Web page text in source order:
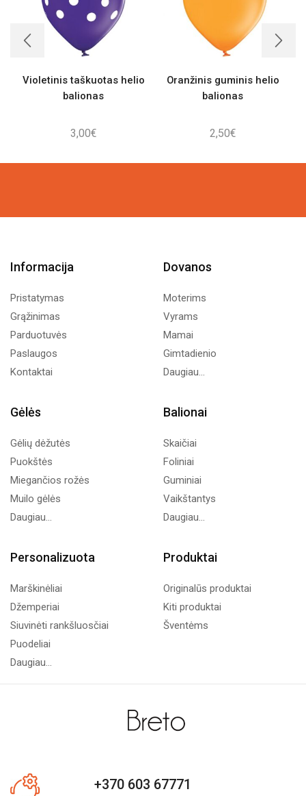
Violetinis taškuotas helio
balionas
3,00€
Oranžinis guminis helio
balionas
2,50€
Informacija
Pristatymas
Grąžinimas
Parduotuvės
Paslaugos
Kontaktai
Dovanos
Moterims
Vyrams
Mamai
Gimtadienio
Daugiau...
Gėlės
Gėlių dėžutės
Puokštės
Miegančios rožės
Muilo gėlės
Daugiau...
Balionai
Skaičiai
Foliniai
Guminiai
Vaikštantys
Daugiau...
Personalizuota
Marškinėliai
Džemperiai
Siuvinėti rankšluosčiai
Puodeliai
Daugiau...
Produktai
Originalūs produktai
Kiti produktai
Šventėms
+370 603 67771